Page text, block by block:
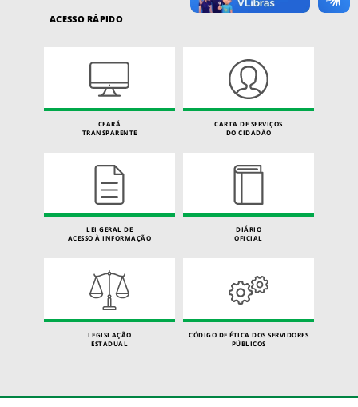
ACESSO RÁPIDO
CEARÁ
TRANSPARENTE
CARTA DE SERVIÇOS
DO CIDADÃO
LEI GERAL DE
ACESSO À INFORMAÇÃO
DIÁRIO
OFICIAL
LEGISLAÇÃO
ESTADUAL
CÓDIGO DE ÉTICA DOS SERVIDORES
PÚBLICOS